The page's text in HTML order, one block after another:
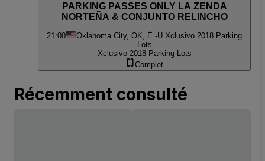
PARKING PASSES ONLY LA ZENDA
NORTEÑA & CONJUNTO RELINCHO
21:00 Oklahoma City, OK, É.-U.Xclusivo 2018 Parking
Lots
Xclusivo 2018 Parking Lots
Complet
Récemment consulté